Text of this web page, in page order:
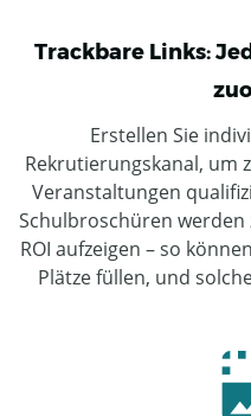
Trackbare Links:
Erstellen Sie
Rekrutierungskanal, um
Veranstaltungen
Schulbroschüren
ROI aufzeigen – so
Plätze füllen, und